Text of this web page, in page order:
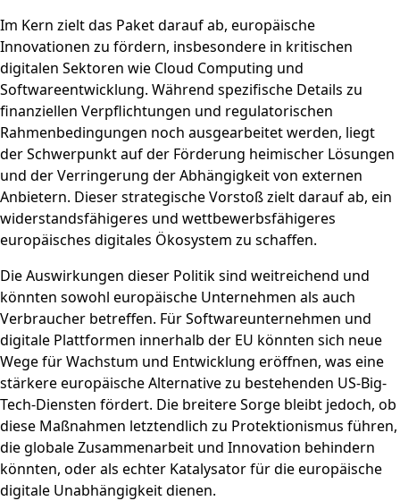
Im Kern zielt das Paket darauf ab, europäische
Innovationen zu fördern, insbesondere in kritischen
digitalen Sektoren wie Cloud Computing und
Softwareentwicklung. Während spezifische Details zu
finanziellen Verpflichtungen und regulatorischen
Rahmenbedingungen noch ausgearbeitet werden, liegt
der Schwerpunkt auf der Förderung heimischer Lösungen
und der Verringerung der Abhängigkeit von externen
Anbietern. Dieser strategische Vorstoß zielt darauf ab, ein
widerstandsfähigeres und wettbewerbsfähigeres
europäisches digitales Ökosystem zu schaffen.
Die Auswirkungen dieser Politik sind weitreichend und
könnten sowohl europäische Unternehmen als auch
Verbraucher betreffen. Für Softwareunternehmen und
digitale Plattformen innerhalb der EU könnten sich neue
Wege für Wachstum und Entwicklung eröffnen, was eine
stärkere europäische Alternative zu bestehenden US-Big-
Tech-Diensten fördert. Die breitere Sorge bleibt jedoch, ob
diese Maßnahmen letztendlich zu Protektionismus führen,
die globale Zusammenarbeit und Innovation behindern
könnten, oder als echter Katalysator für die europäische
digitale Unabhängigkeit dienen.